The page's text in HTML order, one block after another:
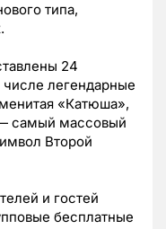
типа,
24
легендарные
«Катюша»,
самый массовый
Второй
и гостей
бесплатные